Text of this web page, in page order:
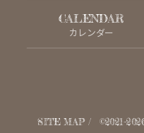
CALENDAR
カレンダー
SITE MAP ©2021-